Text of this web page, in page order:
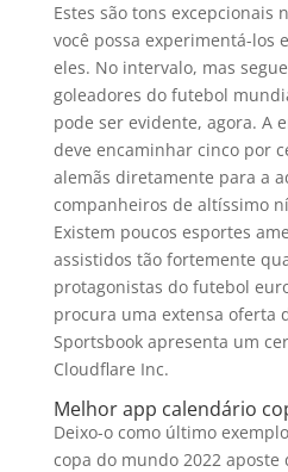
Estes são tons excepcionais
você possa experimentá-los
eles. No intervalo, mas
goleadores do futebol
pode ser evidente, agora. A
deve encaminhar cinco por
alemãs diretamente para a
companheiros de altíssimo
Existem poucos esportes
assistidos tão fortemente
protagonistas do futebol
procura uma extensa oferta
Sportsbook apresenta um
Cloudflare Inc.
Melhor app calendário
Deixo-o como último
copa do mundo 2022